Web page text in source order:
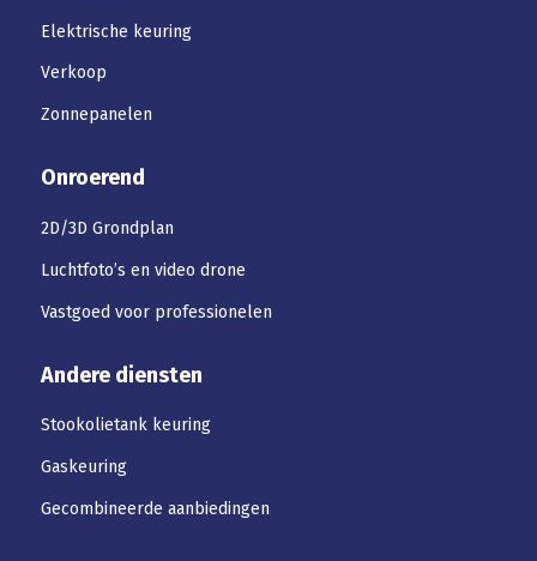
Elektrische keuring
Verkoop
Zonnepanelen
Onroerend
2D/3D Grondplan
Luchtfoto’s en video drone
Vastgoed voor professionelen
Andere diensten
Stookolietank keuring
Gaskeuring
Gecombineerde aanbiedingen